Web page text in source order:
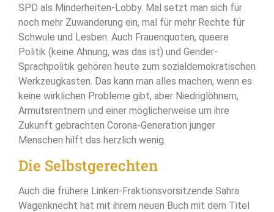
SPD als Minderheiten-Lobby. Mal setzt man sich für
noch mehr Zuwanderung ein, mal für mehr Rechte für
Schwule und Lesben. Auch Frauenquoten, queere
Politik (keine Ahnung, was das ist) und Gender-
Sprachpolitik gehören heute zum sozialdemokratischen
Werkzeugkasten. Das kann man alles machen, wenn es
keine wirklichen Probleme gibt, aber Niedriglöhnern,
Armutsrentnern und einer möglicherweise um ihre
Zukunft gebrachten Corona-Generation junger
Menschen hilft das herzlich wenig.
Die Selbstgerechten
Auch die frühere Linken-Fraktionsvorsitzende Sahra
Wagenknecht hat mit ihrem neuen Buch mit dem Titel